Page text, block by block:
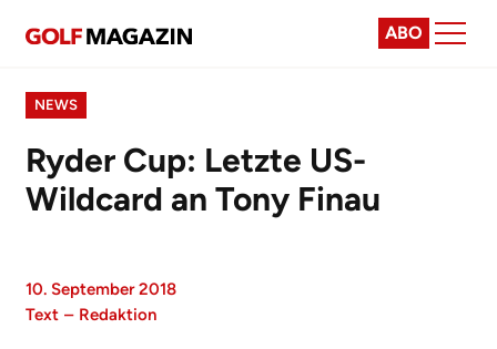
ABO
NEWS
Ryder Cup: Letzte US-
Wildcard an Tony Finau
10. September 2018
Text – Redaktion